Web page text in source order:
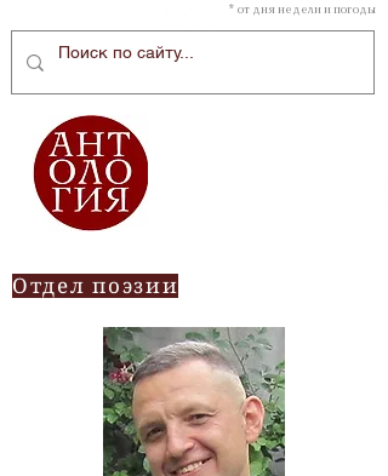
* от дня недели и погоды
Отдел поэзии